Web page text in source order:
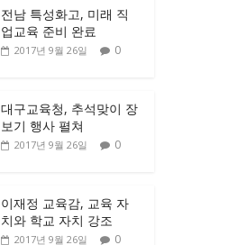
전남 특성화고, 미래 직
업교육 준비 완료
2017년 9월 26일 0
대구교육청, 추석맞이 장
보기 행사 펼쳐
2017년 9월 26일 0
이재정 교육감, 교육 자
치와 학교 자치 강조
2017년 9월 26일 0